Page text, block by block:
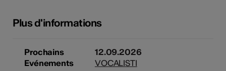
Plus d'informations
Prochains
Evénements
12.09.2026
VOCALISTI